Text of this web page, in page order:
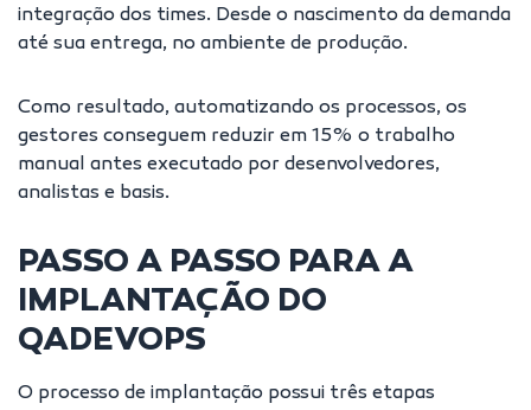
integração dos times. Desde o nascimento da demanda
até sua entrega, no ambiente de produção.
Como resultado, automatizando os processos, os
gestores conseguem reduzir em 15% o trabalho
manual antes executado por desenvolvedores,
analistas e basis.
PASSO A PASSO PARA A
IMPLANTAÇÃO DO
QADEVOPS
O processo de implantação possui três etapas